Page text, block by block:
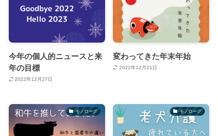
今年の個人的ニュースと来
年の目標
2022年12月27日
変わってきた年末年始
2022年12月21日
モノローグ モノローグ